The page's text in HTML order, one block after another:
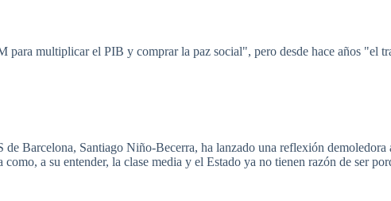
para multiplicar el PIB y comprar la paz social", pero desde hace años "el
Barcelona, Santiago Niño-Becerra, ha lanzado una reflexión demoledora
a su entender, la clase media y el Estado ya no tienen razón de ser